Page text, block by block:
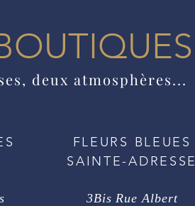
deux atmosphères...
FLEURS BLEUES
SAINTE-ADRESSE
3Bis Rue Albert